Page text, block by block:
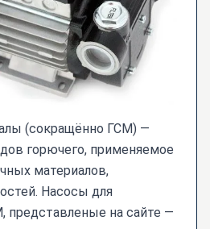
(сокращённо ГСМ) —
горючего, применяемое
материалов,
Насосы для
представленые на сайте —